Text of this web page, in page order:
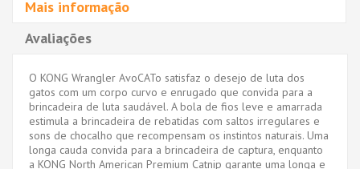
Mais informação
Avaliações
O KONG Wrangler AvoCATo satisfaz o desejo de luta dos
gatos com um corpo curvo e enrugado que convida para a
brincadeira de luta saudável. A bola de fios leve e amarrada
estimula a brincadeira de rebatidas com saltos irregulares e
sons de chocalho que recompensam os instintos naturais. Uma
longa cauda convida para a brincadeira de captura, enquanto
a KONG North American Premium Catnip garante uma longa e